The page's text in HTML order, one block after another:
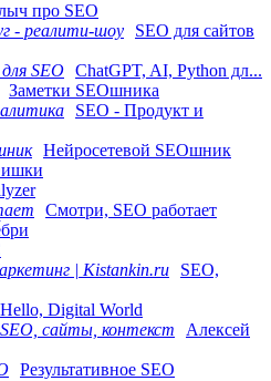
про SEO
SEO для сайтов
ChatGPT, AI, Python дл...
Заметки SEOшника
SEO - Продукт и
Нейросетевой SEOшник
Смотри, SEO работает
SEO,
Hello, Digital World
Алексей
Результативное SEO